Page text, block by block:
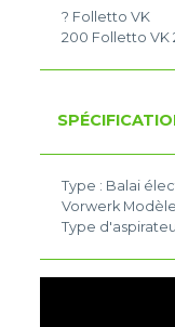
? Folletto VK
200 Folletto VK
Type : Balai
Vorwerk
Type